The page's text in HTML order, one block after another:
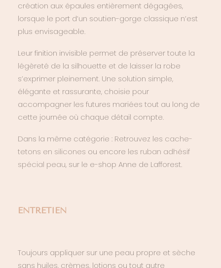
création aux épaules entièrement dégagées,
lorsque le port d’un soutien-gorge classique n’est
plus envisageable.
Leur finition invisible permet de préserver toute la
légèreté de la silhouette et de laisser la robe
s’exprimer pleinement. Une solution simple,
élégante et rassurante, choisie pour
accompagner les futures mariées tout au long de
cette journée où chaque détail compte.
Dans la même catégorie : Retrouvez les cache-
tetons en silicones ou encore les ruban adhésif
spécial peau, sur le e-shop Anne de Lafforest.
ENTRETIEN
Toujours appliquer sur une peau propre et sèche
sans huiles, crèmes, lotions ou tout autre